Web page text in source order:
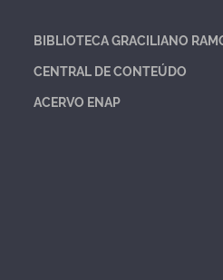
BIBLIOTECA GRACILIANO
CENTRAL DE CONTEÚDO
ACERVO ENAP